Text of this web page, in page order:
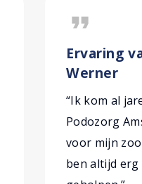
format_quote
Ervaring
Werner
“Ik kom al
Podozorg
voor mijn
ben altijd erg